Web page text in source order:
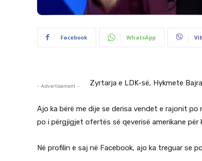
Facebook WhatsApp
- Advertisement - Zyrtarja e LDK-së, Hykmete
Ajo ka bërë me dije se derisa vendet e rajonit
po i përgjigjet ofertës së qeverisë amerikane për
Në profilin e saj në Facebook, ajo ka treguar se